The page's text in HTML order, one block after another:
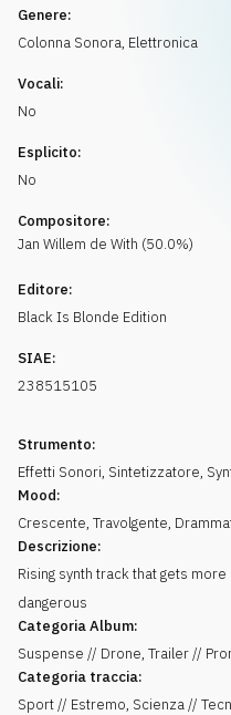
Richiedi musica
Genere:
Colonna Sonora, Elettronica
Vocali:
No
Esplicito:
No
Compositore:
Jan Willem de With (50.0%)
Editore:
Black Is Blonde Edition
SIAE:
238515105
Strumento:
Effetti Sonori, Sintetizzatore,
Mood:
Crescente, Travolgente,
Descrizione:
Rising synth track that gets
dangerous
Categoria Album:
Suspense // Drone, Trailer //
Categoria traccia:
Sport // Estremo, Scienza //